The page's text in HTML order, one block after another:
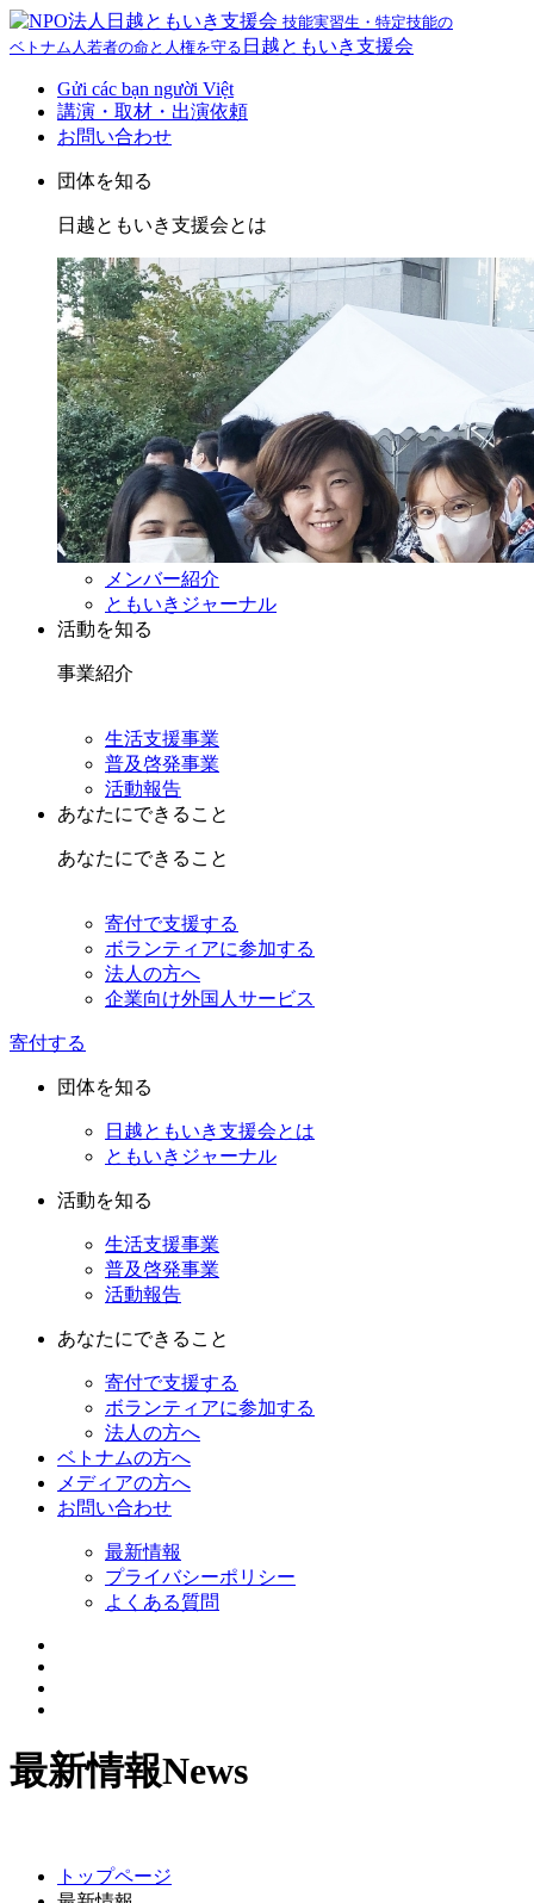
技能実習生・特定技能の
ベトナム人若者の命と人権を守る 日越ともいき支援会
Gửi các bạn người Việt
講演・取材・出演依頼
お問い合わせ
団体を知る
日越ともいき支援会とは
メンバー紹介
ともいきジャーナル
活動を知る
事業紹介
生活支援事業
普及啓発事業
活動報告
あなたにできること
あなたにできること
寄付で支援する
ボランティアに参加する
法人の方へ
企業向け外国人サービス
寄付する
団体を知る
日越ともいき支援会とは
ともいきジャーナル
活動を知る
生活支援事業
普及啓発事業
活動報告
あなたにできること
寄付で支援する
ボランティアに参加する
法人の方へ
ベトナムの方へ
メディアの方へ
お問い合わせ
最新情報
プライバシーポリシー
よくある質問
最新情報News
トップページ